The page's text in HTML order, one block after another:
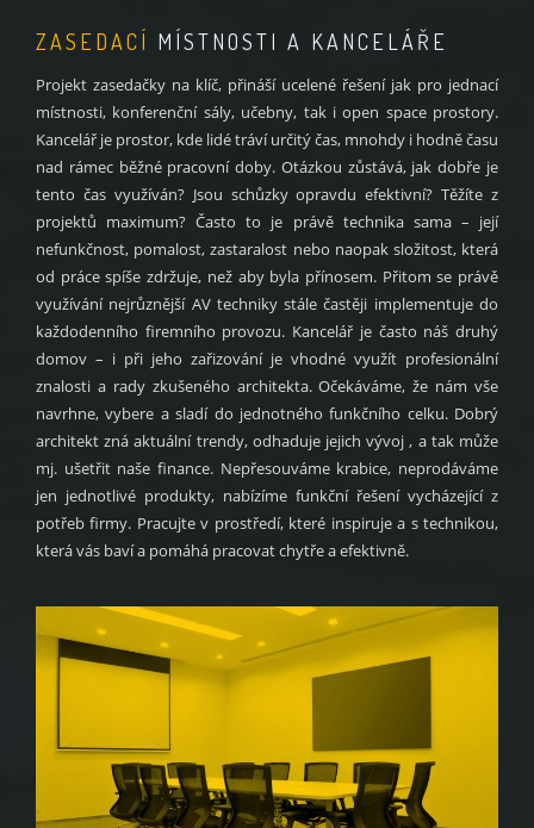
ZASEDACÍ MÍSTNOSTI A KANCELÁŘE
Projekt zasedačky na klíč, přináší ucelené řešení jak pro jednací
místnosti, konferenční sály, učebny, tak i open space prostory.
Kancelář je prostor, kde lidé tráví určitý čas, mnohdy i hodně času
nad rámec běžné pracovní doby. Otázkou zůstává, jak dobře je
tento čas využíván? Jsou schůzky opravdu efektivní? Těžíte z
projektů maximum? Často to je právě technika sama – její
nefunkčnost, pomalost, zastaralost nebo naopak složitost, která
od práce spíše zdržuje, než aby byla přínosem. Přitom se právě
využívání nejrůznější AV techniky stále častěji implementuje do
každodenního firemního provozu. Kancelář je často náš druhý
domov – i při jeho zařizování je vhodné využít profesionální
znalosti a rady zkušeného architekta. Očekáváme, že nám vše
navrhne, vybere a sladí do jednotného funkčního celku. Dobrý
architekt zná aktuální trendy, odhaduje jejich vývoj , a tak může
mj. ušetřit naše finance. Nepřesouváme krabice, neprodáváme
jen jednotlivé produkty, nabízíme funkční řešení vycházející z
potřeb firmy. Pracujte v prostředí, které inspiruje a s technikou,
která vás baví a pomáhá pracovat chytře a efektivně.